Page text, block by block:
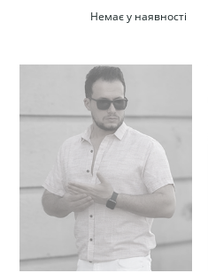
Немає у наявності